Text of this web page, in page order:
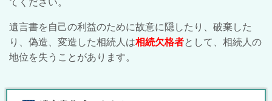
てください。
遺言書を自己の利益のために故意に隠したり、破棄した
り、偽造、変造した相続人は相続欠格者として、相続人の
地位を失うことがあります。